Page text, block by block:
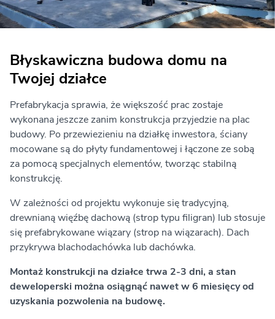
Błyskawiczna budowa domu na
Twojej działce
Prefabrykacja sprawia, że większość prac zostaje
wykonana jeszcze zanim konstrukcja przyjedzie na plac
budowy. Po przewiezieniu na działkę inwestora, ściany
mocowane są do płyty fundamentowej i łączone ze sobą
za pomocą specjalnych elementów, tworząc stabilną
konstrukcję.
W zależności od projektu wykonuje się tradycyjną,
drewnianą więźbę dachową (strop typu filigran) lub stosuje
się prefabrykowane wiązary (strop na wiązarach). Dach
przykrywa blachodachówka lub dachówka.
Montaż konstrukcji na działce trwa 2-3 dni, a stan
deweloperski można osiągnąć nawet w 6 miesięcy od
uzyskania pozwolenia na budowę.